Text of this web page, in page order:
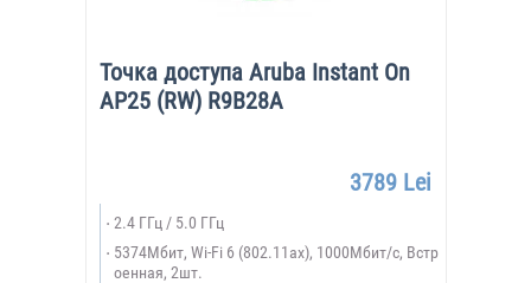
Точка доступа Aruba Instant On
AP25 (RW) R9B28A
3789 Lei
2.4 ГГц / 5.0 ГГц
5374Мбит, Wi-Fi 6 (802.11ax), 1000Мбит/с, Встр
оенная, 2шт.